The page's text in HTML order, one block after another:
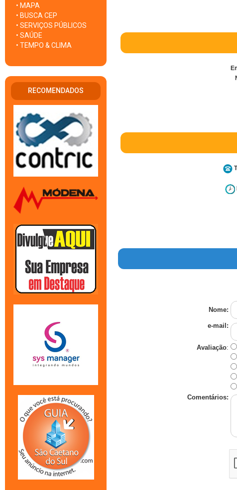
• MAPA
• BUSCA CEP
• SERVIÇOS PÚBLICOS
• SAÚDE
• TEMPO & CLIMA
RECOMENDADOS
Nome:
e-mail:
Avaliação:
Comentários: